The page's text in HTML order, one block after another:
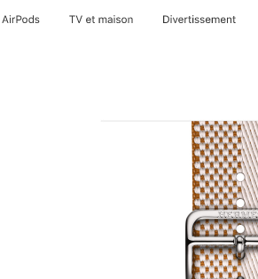
AirPods TV et maison Divertissement